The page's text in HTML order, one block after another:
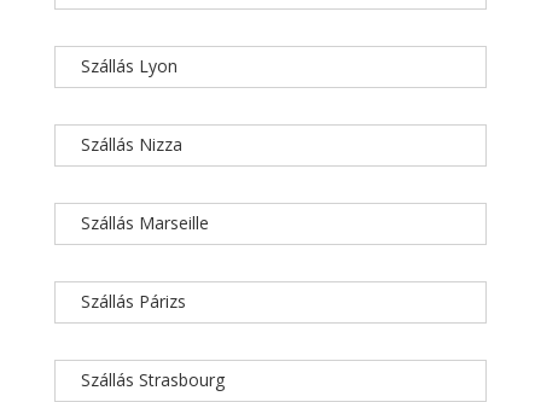
Szállás Lyon
Szállás Nizza
Szállás Marseille
Szállás Párizs
Szállás Strasbourg